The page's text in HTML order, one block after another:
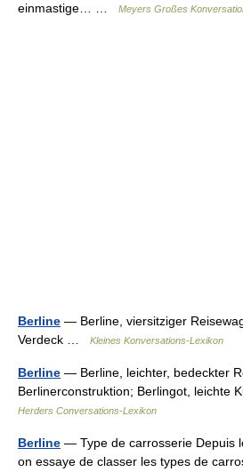
einmastige… …
Meyers Großes
Berline — Berline, viersitziger
Verdeck …
Kleines Konversations-Lexikon
Berline — Berline, leichter, bedeckter
Berlinerconstruktion; Berlingot, leichte
Herders Conversations-Lexikon
Berline — Type de carrosserie Depuis
on essaye de classer les types de